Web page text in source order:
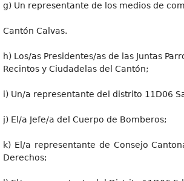
g) Un representante de los medios de
Cantón Calvas.
h) Los/as Presidentes/as de las Juntas
Recintos y Ciudadelas del Cantón;
i) Un/a representante del distrito 11D06
j) El/a Jefe/a del Cuerpo de Bomberos;
k) El/a representante de Consejo
Derechos;